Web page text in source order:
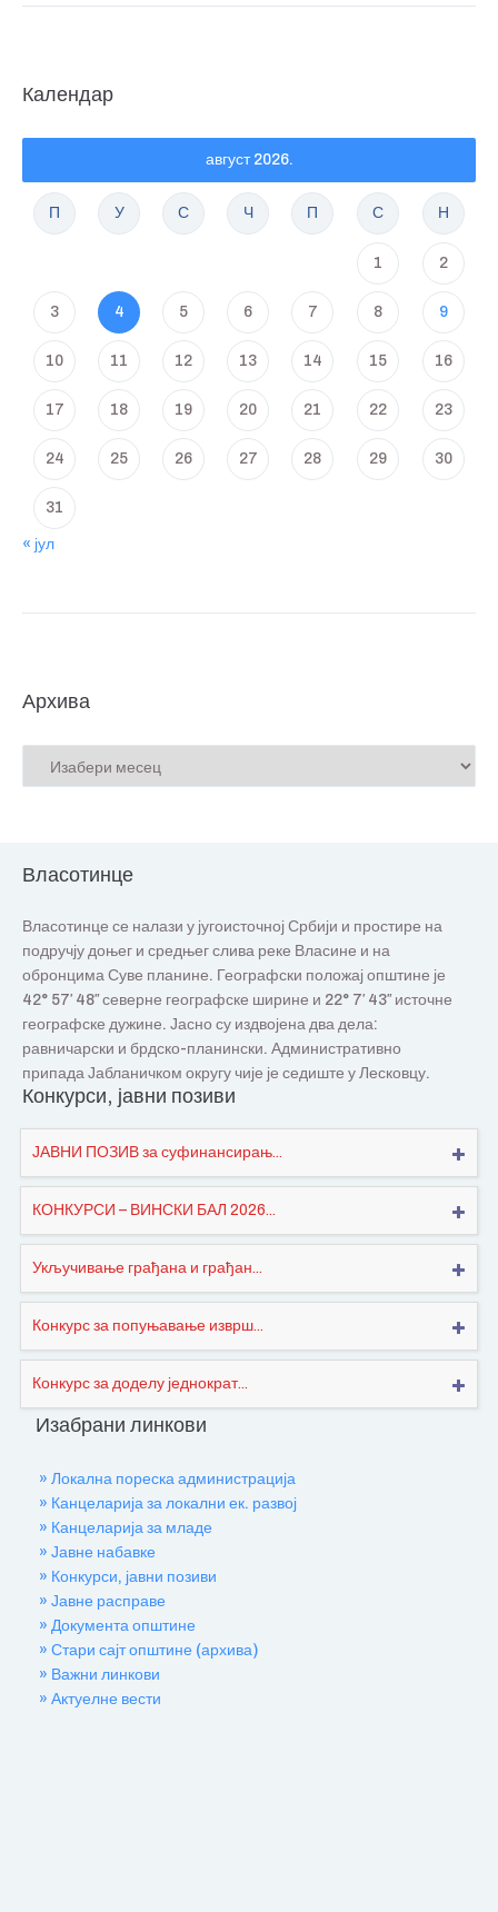
Календар
август 2026.
П У С Ч П С Н
1 2
3 4 5 6 7 8 9
10 11 12 13 14 15 16
17 18 19 20 21 22 23
24 25 26 27 28 29 30
31
« јул
Архива
Власотинце
Власотинце се налази у југоисточној Србији и простире на
подручју доњег и средњег слива реке Власине и на
обронцима Суве планине. Географски положај општине је
42° 57′ 48″ северне географске ширине и 22° 7′ 43″ источне
географске дужине. Јасно су издвојена два дела:
равничарски и брдско-планински. Административно
припада Јабланичком округу чије је седиште у Лесковцу.
Конкурси, јавни позиви
ЈАВНИ ПОЗИВ за суфинансирањ...
КОНКУРСИ – ВИНСКИ БАЛ 2026...
Укључивање грађана и грађан...
Конкурс за попуњавање изврш...
Конкурс за доделу једнократ...
Изабрани линкови
» Локална пореска администрација
» Канцеларија за локални ек. развој
» Канцеларија за младе
» Јавне набавке
» Конкурси, јавни позиви
» Јавне расправе
» Документа општине
» Стари сајт општине (архива)
» Важни линкови
» Актуелне вести